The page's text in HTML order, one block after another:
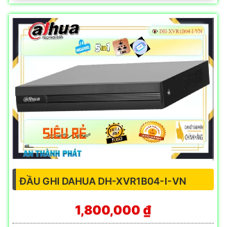
ĐẦU GHI DAHUA DH-XVR1B04-I-VN
1,800,000 ₫